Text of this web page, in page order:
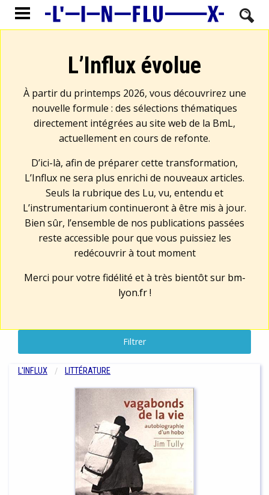
L’Influx évolue
À partir du printemps 2026, vous découvrirez une
nouvelle formule : des sélections thématiques
directement intégrées au site web de la BmL,
actuellement en cours de refonte.
D’ici-là, afin de préparer cette transformation,
L’Influx ne sera plus enrichi de nouveaux articles.
Seuls la rubrique des Lu, vu, entendu et
L’instrumentarium continueront à être mis à jour.
Bien sûr, l’ensemble de nos publications passées
reste accessible pour que vous puissiez les
redécouvrir à tout moment
Merci pour votre fidélité et à très bientôt sur bm-
lyon.fr!
Filtrer
L'INFLUX LITTÉRATURE